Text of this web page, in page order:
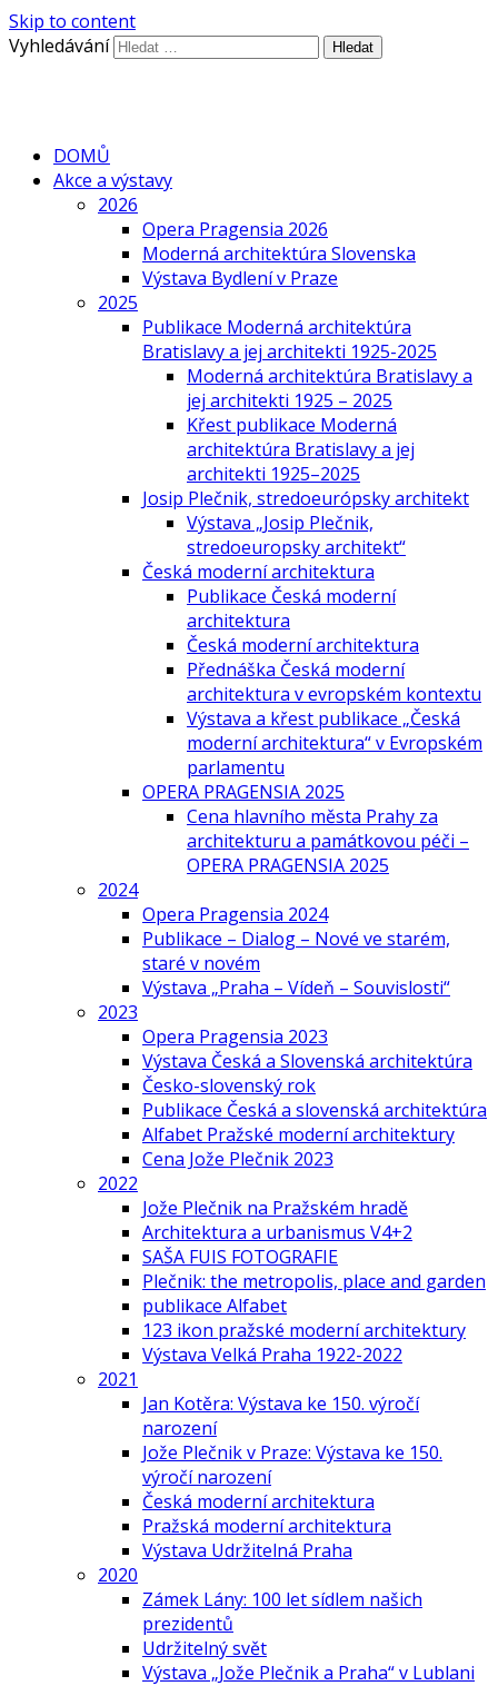
Skip to content
Vyhledávání
DOMŮ
Akce a výstavy
2026
Opera Pragensia 2026
Moderná architektúra Slovenska
Výstava Bydlení v Praze
2025
Publikace Moderná architektúra
Bratislavy a jej architekti 1925-2025
Moderná architektúra Bratislavy a
jej architekti 1925 – 2025
Křest publikace Moderná
architektúra Bratislavy a jej
architekti 1925–2025
Josip Plečnik, stredoeurópsky architekt
Výstava „Josip Plečnik,
stredoeuropsky architekt“
Česká moderní architektura
Publikace Česká moderní
architektura
Česká moderní architektura
Přednáška Česká moderní
architektura v evropském kontextu
Výstava a křest publikace „Česká
moderní architektura“ v Evropském
parlamentu
OPERA PRAGENSIA 2025
Cena hlavního města Prahy za
architekturu a památkovou péči –
OPERA PRAGENSIA 2025
2024
Opera Pragensia 2024
Publikace – Dialog – Nové ve starém,
staré v novém
Výstava „Praha – Vídeň – Souvislosti“
2023
Opera Pragensia 2023
Výstava Česká a Slovenská architektúra
Česko-slovenský rok
Publikace Česká a slovenská architektúra
Alfabet Pražské moderní architektury
Cena Jože Plečnik 2023
2022
Jože Plečnik na Pražském hradě
Architektura a urbanismus V4+2
SAŠA FUIS FOTOGRAFIE
Plečnik: the metropolis, place and garden
publikace Alfabet
123 ikon pražské moderní architektury
Výstava Velká Praha 1922-2022
2021
Jan Kotěra: Výstava ke 150. výročí
narození
Jože Plečnik v Praze: Výstava ke 150.
výročí narození
Česká moderní architektura
Pražská moderní architektura
Výstava Udržitelná Praha
2020
Zámek Lány: 100 let sídlem našich
prezidentů
Udržitelný svět
Výstava „Jože Plečnik a Praha“ v Lublani